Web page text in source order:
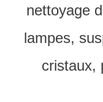
nettoyage
lampes,
cristaux,